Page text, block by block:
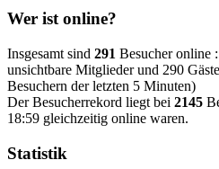
Wer ist online?
Insgesamt sind 291 Besucher online
unsichtbare Mitglieder und 290
Besuchern der letzten 5 Minuten)
Der Besucherrekord liegt bei 2145
18:59 gleichzeitig online waren.
Statistik